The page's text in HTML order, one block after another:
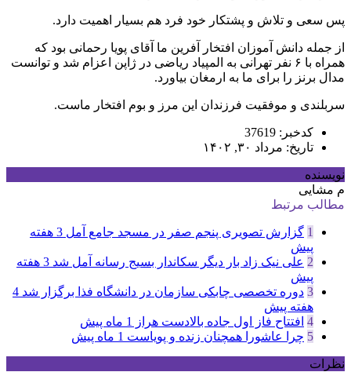
پس سعی و تلاش و پشتکار خود فرد هم بسیار اهمیت دارد.
از جمله دانش آموزان افتخار آفرین ما آقای پویا رحمانی بود که
همراه با ۶ نفر تهرانی به المپیاد ریاضی در ژاپن اعزام شد و توانست
مدال برنز را برای ما به ارمغان بیاورد.
سربلندی و موفقیت فرزندان این مرز و بوم افتخار ماست.
کدخبر: 37619
تاریخ: مرداد ۳۰, ۱۴۰۲
نویسنده
م مشایی
مطالب مرتبط
1 گزارش تصویری پنجم صفر در مسجد جامع آمل
3 هفته
پیش
2 علی نیک زاد بار دیگر سکاندار بسیج رسانه آمل شد
3 هفته
پیش
3 دوره تخصصی چابکی سازمان در دانشگاه فذا برگزار شد 4
هفته پیش
4 افتتاح فاز اول جاده بالادست هراز
1 ماه پیش
5 چرا عاشورا همچنان زنده و پویاست 1 ماه پیش
نظرات